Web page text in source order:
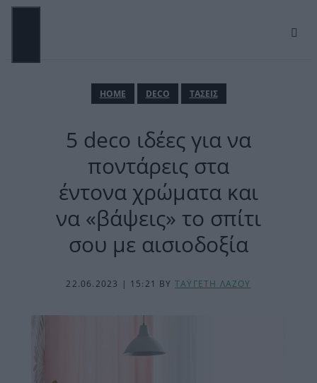
Μετάβαση
ΗΟΜΕ DECO ΤΑΣΕΙΣ
5 deco ιδέες για να
ποντάρεις στα
έντονα χρώματα και
να «βάψεις» το σπίτι
σου με αισιοδοξία
22.06.2023 | 15:21 BY ΤΑΫΓΕΤΗ ΛΑΖΟΥ